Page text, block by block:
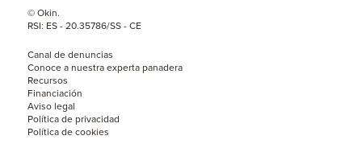
© Okin.
RSI: ES - 20.35786/SS - CE
Canal de denuncias
Conoce a nuestra experta panadera
Recursos
Financiación
Aviso legal
Política de privacidad
Política de cookies